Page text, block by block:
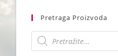
Pretraga Proizvoda
Products
search